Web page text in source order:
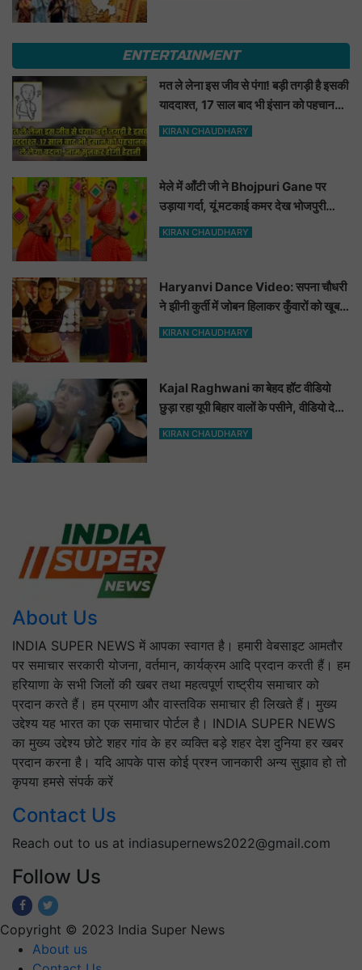
ENTERTAINMENT
मत ले लेना इस जीव से पंगा! बड़ी तगड़ी है इसकी
याददाश्त, 17 साल बाद भी इंसान को पहचानकर
ले लेगा बदला, नाम सुनकर होगी हैरानी...
KIRAN CHAUDHARY
मेले में आँटी जी ने Bhojpuri Gane पर
उड़ाया गर्दा, यूं मटकाई कमर देख भोजपुरी
हसीनाएं भी शरमाई a
KIRAN CHAUDHARY
Haryanvi Dance Video: सपना चौधरी
ने झीनी कुर्ती में जोबन हिलाकर कुँवारों को खूब
ललचाया, यूट्यूब पर छाया Hot Dance
KIRAN CHAUDHARY
Kajal Raghwani का बेहद हॉट वीडियो
छुड़ा रहा यूपी बिहार वालों के पसीने, वीडियो देख
आप भी हो जाओगे बेकाबू
KIRAN CHAUDHARY
About Us
INDIA SUPER NEWS में आपका स्वागत है। हमारी वेबसाइट आमतौर
पर समाचार सरकारी योजना, वर्तमान, कार्यक्रम आदि प्रदान करती हैं। हम
हरियाणा के सभी जिलों की खबर तथा महत्वपूर्ण राष्ट्रीय समाचार को
प्रदान करते हैं। हम प्रमाण और वास्तविक समाचार ही लिखते हैं। मुख्य
उद्देश्य यह भारत का एक समाचार पोर्टल है। INDIA SUPER NEWS
का मुख्य उद्देश्य छोटे शहर गांव के हर व्यक्ति बड़े शहर देश दुनिया हर खबर
प्रदान करना है। यदि आपके पास कोई प्रश्न जानकारी अन्य सुझाव हो तो
कृपया हमसे संपर्क करें
Contact Us
Reach out to us at indiasupernews2022@gmail.com
Follow Us
Copyright © 2023 India Super News
About us